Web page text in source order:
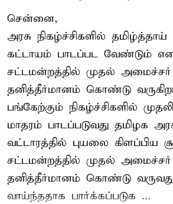
சென்னை,
அரசு நிகழ்ச்சிகளில் தமிழ்த்தாய்
கட்டாயம் பாடப்பட வேண்டும் என
சட்டமன்றத்தில் முதல்
தனித்தீர்மானம் கொண்டு
பங்கேற்கும் நிகழ்ச்சிகளில்
மாதரம் பாடப்படுவது தமிழக
வட்டாரத்தில் புயலை கிளப்பிய
சட்டமன்றத்தில் முதல்
தனித்தீர்மானம் கொண்டு வருவது
வாய்ந்ததாக பார்க்கப்படுக ...